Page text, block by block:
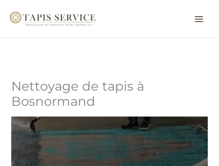
Nettoyage de tapis à
Bosnormand